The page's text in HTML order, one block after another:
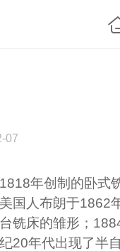
07
年创制的卧式
国人布朗于1862
铣床的雏形；
20年代出现了半自